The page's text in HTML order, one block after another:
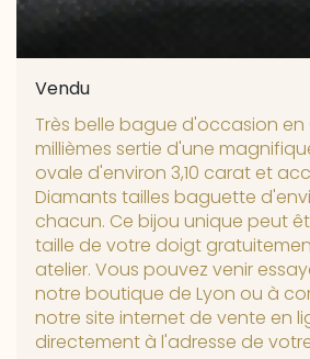
Vendu
Très belle bague d'occasion en
millièmes sertie d'une
ovale d'environ 3,10 carat et
Diamants tailles baguette
chacun. Ce bijou unique peut
taille de votre doigt
atelier. Vous pouvez venir
notre boutique de Lyon ou à
notre site internet de vente en
directement à l'adresse de